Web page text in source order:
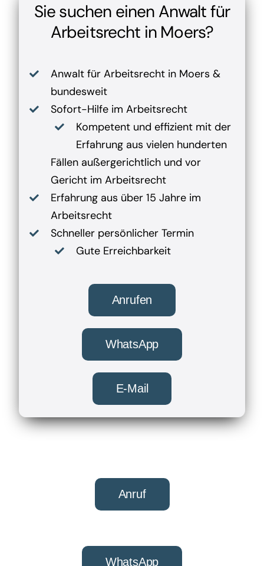
Sie suchen einen Anwalt für
Arbeitsrecht in Moers?
Anwalt für Arbeitsrecht in Moers &
bundesweit
Sofort-Hilfe im Arbeitsrecht
Kompetent und effizient mit der
Erfahrung aus vielen hunderten
Fällen außergerichtlich und vor
Gericht im Arbeitsrecht
Erfahrung aus über 15 Jahre im
Arbeitsrecht
Schneller persönlicher Termin
Gute Erreichbarkeit
Anrufen
WhatsApp
E-Mail
Anruf
WhatsApp